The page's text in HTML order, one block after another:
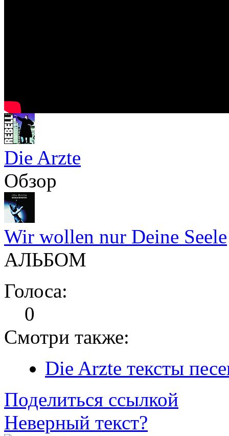
Die Arzte
Обзор
Wir wollen nur Deine Seele
АЛЬБОМ
Голоса:
0
Смотри также:
Die Arzte тексты
Поделиться ссылкой
Неверный текст?